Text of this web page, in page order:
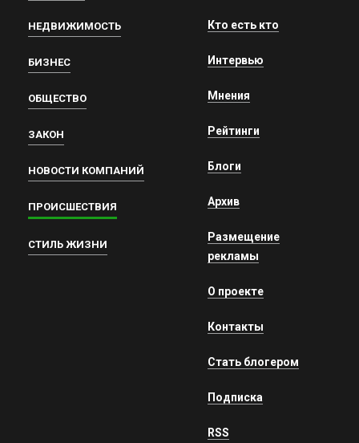
НЕДВИЖИМОСТЬ
БИЗНЕС
ОБЩЕСТВО
ЗАКОН
НОВОСТИ КОМПАНИЙ
ПРОИСШЕСТВИЯ
СТИЛЬ ЖИЗНИ
Кто есть кто
Интервью
Мнения
Рейтинги
Блоги
Архив
Размещение
рекламы
О проекте
Контакты
Стать блогером
Подписка
RSS